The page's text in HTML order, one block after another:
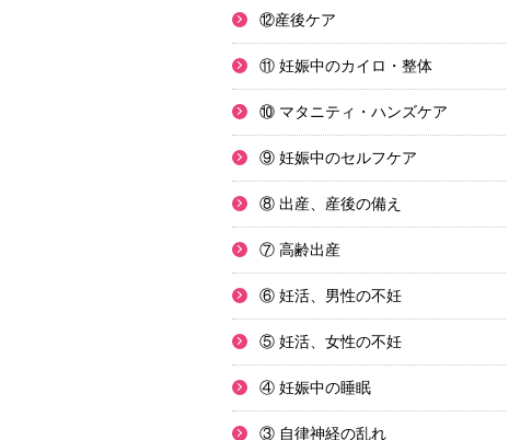
⑫産後ケア
⑪ 妊娠中のカイロ・整体
⑩ マタニティ・ハンズケア
⑨ 妊娠中のセルフケア
⑧ 出産、産後の備え
⑦ 高齢出産
⑥ 妊活、男性の不妊
⑤ 妊活、女性の不妊
④ 妊娠中の睡眠
③ 自律神経の乱れ